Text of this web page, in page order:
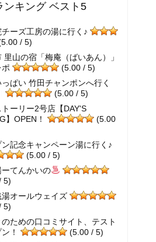
ンキング ベスト5
ーズ工房の湯に行く♪
/ 5)
里山の宿「梅庵（ばいあん）」
(5.00 / 5)
ぱい 竹田チャンポンへ行く
(5.00 / 5)
トーリー2号店【DAY'S
】OPEN！
(5.00
ン記念キャンペーン湯に行く♪
(5.00 / 5)
ーてんかいの
5)
湯オールウェイズ
5)
ための口コミサイト、テスト
！
(5.00 / 5)